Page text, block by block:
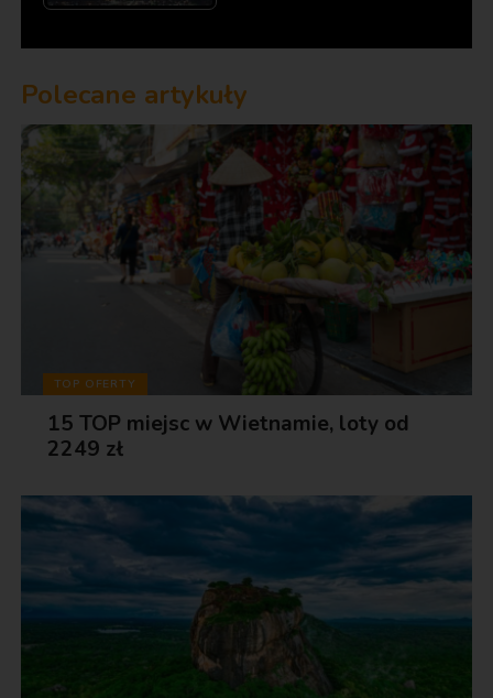
Polecane artykuły
TOP OFERTY
15 TOP miejsc w Wietnamie, loty od
2249 zł